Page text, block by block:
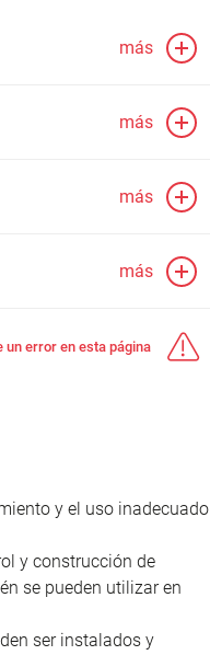
más
más
más
más
un error en esta página
y el uso inadecuado
y construcción de
se pueden utilizar en
ser instalados y